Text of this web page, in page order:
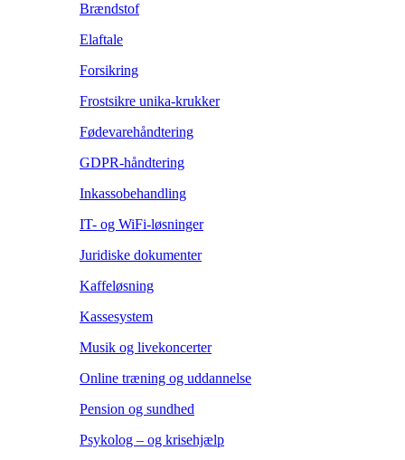
Brændstof
Elaftale
Forsikring
Frostsikre unika-krukker
Fødevarehåndtering
GDPR-håndtering
Inkassobehandling
IT- og WiFi-løsninger
Juridiske dokumenter
Kaffeløsning
Kassesystem
Musik og livekoncerter
Online træning og uddannelse
Pension og sundhed
Psykolog – og krisehjælp